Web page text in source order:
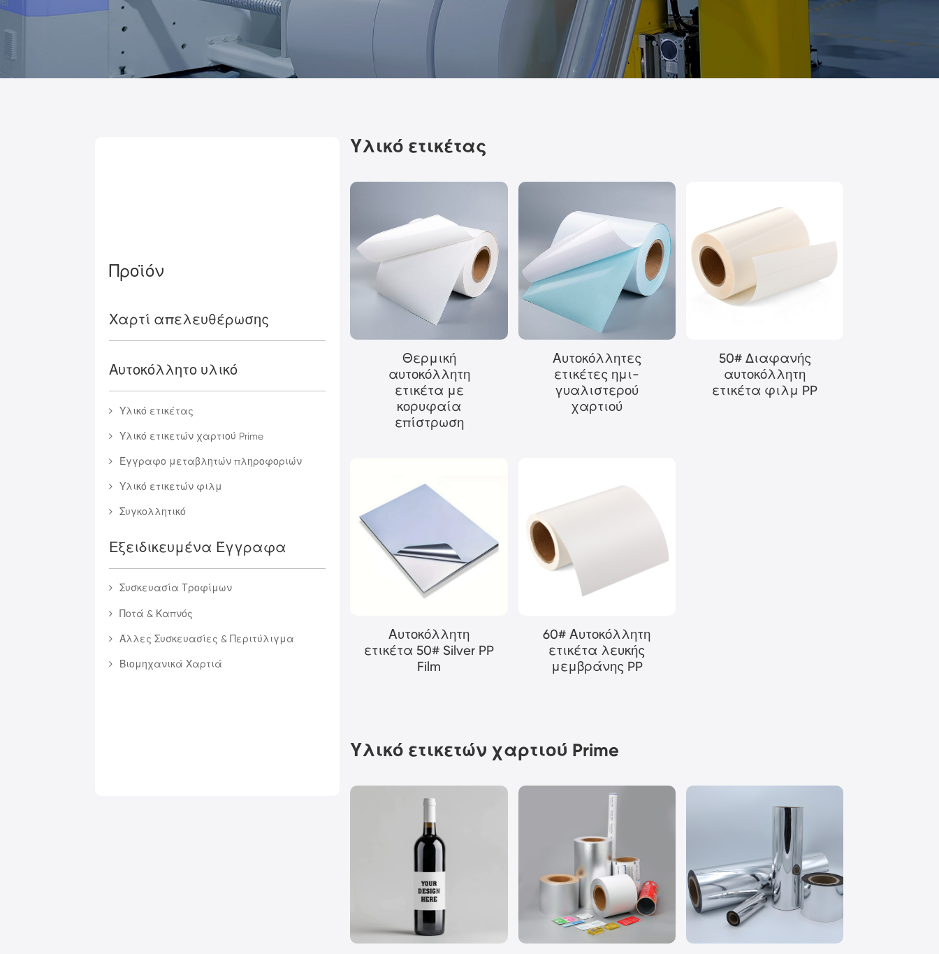
Προϊόν
Χαρτί απελευθέρωσης
Αυτοκόλλητο υλικό
Υλικό ετικέτας
Υλικό ετικετών χαρτιού Prime
Έγγραφο μεταβλητών πληροφοριών
Υλικό ετικετών φιλμ
Συγκολλητικό
Εξειδικευμένα Έγγραφα
Συσκευασία Τροφίμων
Ποτά & Καπνός
Άλλες Συσκευασίες & Περιτύλιγμα
Βιομηχανικά Χαρτιά
Υλικό ετικέτας
Θερμική
αυτοκόλλητη
ετικέτα με
κορυφαία
επίστρωση
Αυτοκόλλητες
ετικέτες ημι-
γυαλιστερού
χαρτιού
50# Διαφανής
αυτοκόλλητη
ετικέτα φιλμ PP
Αυτοκόλλητη
ετικέτα 50# Silver PP
Film
60# Αυτοκόλλητη
ετικέτα λευκής
μεμβράνης PP
Υλικό ετικετών χαρτιού Prime